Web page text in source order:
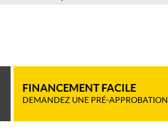
FINANCEMENT FACILE
DEMANDEZ UNE PRÉ-APPROBATION